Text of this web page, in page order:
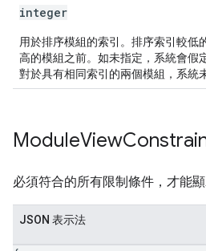
integer
用於排序模組的索引。排序索引較低
高的模組之前。如未指定，系統會假
對於具有相同索引的兩個模組，系統
ModuleView
必須符合的所有限制條件，才能顯
JSON 表示法